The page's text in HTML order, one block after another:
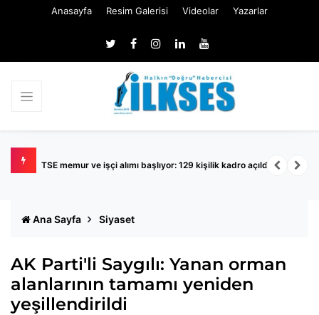
Anasayfa Resim Galerisi Videolar Yazarlar
TSE memur ve işçi alımı başlıyor: 129 kişilik kadro açıldı
Ana Sayfa Siyaset
AK Parti'li Saygılı: Yanan orman
alanlarının tamamı yeniden
yeşillendirildi